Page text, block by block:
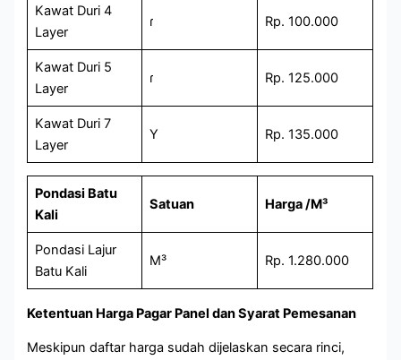
Kawat Duri 4
Layer
ɾ Rp. 100.000
Kawat Duri 5
Layer
ɾ Rp. 125.000
Kawat Duri 7
Layer
Y Rp. 135.000
Pondasi Batu
Kali
Satuan Harga /M³
Pondasi Lajur
Batu Kali
M³ Rp. 1.280.000
Ketentuan Harga Pagar Panel dan Syarat Pemesanan
Meskipun daftar harga sudah dijelaskan secara rinci,